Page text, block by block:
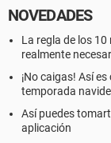
NOVEDADES
La regla de los
realmente
¡No caigas! Así
temporada
Así puedes
aplicación